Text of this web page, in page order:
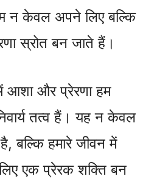
न केवल अपने लिए बल्कि
स्रोत बन जाते हैं।
आशा और प्रेरणा हम
तत्व हैं। यह न केवल
बल्कि हमारे जीवन में
एक प्रेरक शक्ति बन